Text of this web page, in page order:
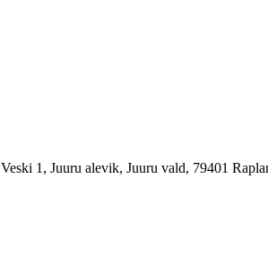
Veski 1, Juuru alevik, Juuru vald, 79401